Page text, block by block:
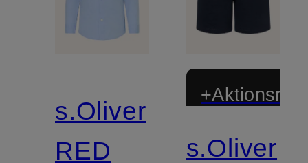
s.Oliver
RED
s.Oliver